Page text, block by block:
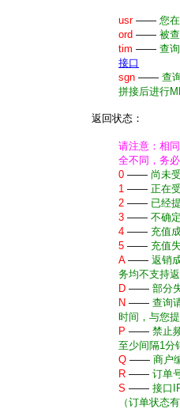
usr—— 您
ord —— 被
tim —— 查
接口
sgn —— 查
拼接后进行
返回状态：
请注意：相
全不同，务
0 —— 尚未
1 —— 正在
2 —— 已经
3 —— 不确
4 —— 充值
5 —— 充值
A—— 返销
务均不支持返
D —— 部分
N —— 查询
时间，与您
P —— 禁止
至少间隔1分
Q —— 商户
R —— 订单
S —— 接口
（订单状态